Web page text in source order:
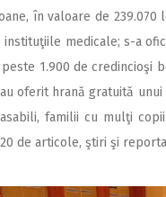
în valoare de
medicale; s-a
1.900 de credincioşi
oferit hrană gratuită
familii cu mulţi
de articole, ştiri şi